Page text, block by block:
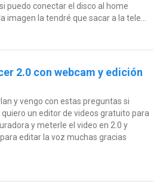
puedo conectar el disco al home
imagen la tendré que sacar a la tele...
2.0 con webcam y edición
y vengo con estas preguntas si
un editor de videos gratuito para
y meterle el video en 2.0 y
editar la voz muchas gracias